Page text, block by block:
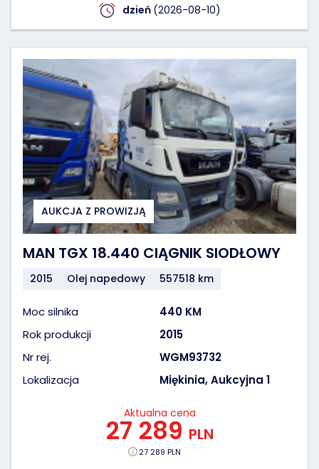
dzień (2026-08-10)
AUKCJA Z PROWIZJĄ
MAN TGX 18.440 CIĄGNIK SIODŁOWY
2015 Olej napedowy 557518 km
Moc silnika
440 KM
Rok produkcji
2015
Nr rej.
WGM93732
Lokalizacja
Miękinia, Aukcyjna 1
Aktualna cena
27 289 PLN
27 289 PLN